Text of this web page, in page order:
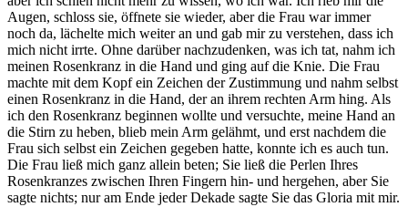
Augen, schloss sie, öffnete sie wieder, aber die Frau war immer
noch da, lächelte mich weiter an und gab mir zu verstehen, dass ich
mich nicht irrte. Ohne darüber nachzudenken, was ich tat, nahm ich
meinen Rosenkranz in die Hand und ging auf die Knie. Die Frau
machte mit dem Kopf ein Zeichen der Zustimmung und nahm selbst
einen Rosenkranz in die Hand, der an ihrem rechten Arm hing. Als
ich den Rosenkranz beginnen wollte und versuchte, meine Hand an
die Stirn zu heben, blieb mein Arm gelähmt, und erst nachdem die
Frau sich selbst ein Zeichen gegeben hatte, konnte ich es auch tun.
Die Frau ließ mich ganz allein beten; Sie ließ die Perlen Ihres
Rosenkranzes zwischen Ihren Fingern hin- und hergehen, aber Sie
sagte nichts; nur am Ende jeder Dekade sagte Sie das Gloria mit mir.